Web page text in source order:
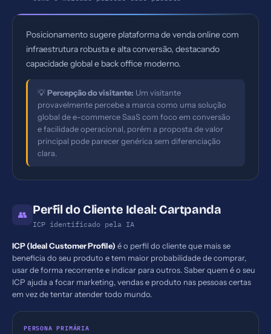
Posicionamento sugere plataforma de venda online com
infraestrutura robusta e alta conversão, destacando
capacidade global e back office moderno.
💡Percepção do visitante: Um visitante
provavelmente percebe a marca como uma solução
global de e-commerce SaaS com foco em conversão
e facilidade operacional, porém a proposta de valor
principal pode parecer genérica sem diferenciação
clara.
👥 Perfil do Cliente Ideal: Cartpanda
ICP identificado pela IA
ICP (Ideal Customer Profile) é o perfil do cliente que mais se
beneficia do seu produto e tem maior probabilidade de comprar,
usar de forma recorrente e indicar para outros. Saber quem é o seu
ICP ajuda a focar marketing, vendas e produto nas pessoas certas
em vez de tentar atender todo mundo.
PERSONA PRIMÁRIA